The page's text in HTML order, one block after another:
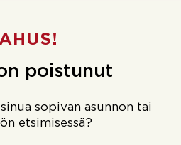
poistunut
sopivan asunnon tai
etsimisessä?